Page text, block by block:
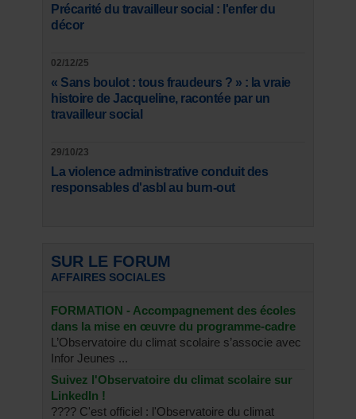
Précarité du travailleur social : l'enfer du
décor
02/12/25
« Sans boulot : tous fraudeurs ? » : la vraie
histoire de Jacqueline, racontée par un
travailleur social
29/10/23
La violence administrative conduit des
responsables d'asbl au burn-out
SUR LE FORUM
AFFAIRES SOCIALES
FORMATION - Accompagnement des écoles
dans la mise en œuvre du programme-cadre
L’Observatoire du climat scolaire s’associe avec
Infor Jeunes ...
Suivez l'Observatoire du climat scolaire sur
LinkedIn !
???? C'est officiel : l'Observatoire du climat